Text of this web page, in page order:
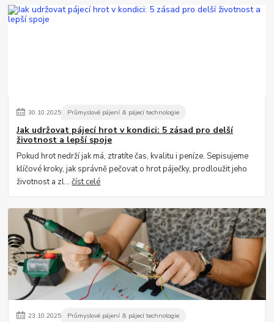
30.10.2025 Průmyslové pájení & pájecí technologie
Jak udržovat pájecí hrot v kondici: 5 zásad pro delší
životnost a lepší spoje
Pokud hrot nedrží jak má, ztratíte čas, kvalitu i peníze. Sepisujeme
klíčové kroky, jak správně pečovat o hrot páječky, prodloužit jeho
životnost a zl...číst celé
23.10.2025 Průmyslové pájení & pájecí technologie